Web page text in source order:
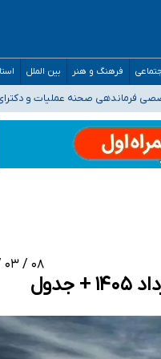
فرهنگ و هنر بین الملل
فرماندهی صحنه عملیات و
بیمه
و کرمان بالاتر از آستانه
۰۸ / ۰۳ / ۱۴۰۵ - ۰۹:۳۵:۴۵